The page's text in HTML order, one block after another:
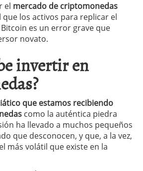
el mercado de criptomonedas
los activos para replicar el
es un error grave que
novato.
invertir en
que estamos recibiendo
como la auténtica piedra
ha llevado a muchos pequeños
que desconocen, y que, a la vez,
más volátil que existe en la